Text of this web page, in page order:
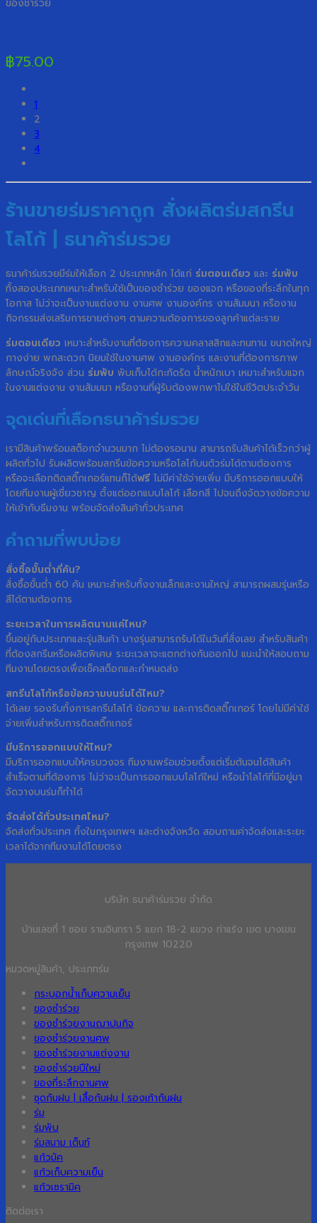
ของชำร่วย
฿75.00
1
2
3
4
ร้านขายร่มราคาถูก สั่งผลิตร่มสกรีน
โลโก้ | ธนาค้าร่มรวย
ธนาค้าร่มรวยมีร่มให้เลือก 2 ประเภทหลัก ได้แก่ ร่มตอนเดียว และ ร่มพับ
ทั้งสองประเภทเหมาะสำหรับใช้เป็นของชำร่วย ของแจก หรือของที่ระลึกในทุก
โอกาส ไม่ว่าจะเป็นงานแต่งงาน งานศพ งานองค์กร งานสัมมนา หรืองาน
กิจกรรมส่งเสริมการขายต่างๆ ตามความต้องการของลูกค้าแต่ละราย
ร่มตอนเดียว เหมาะสำหรับงานที่ต้องการความคลาสสิกและทนทาน ขนาดใหญ่
กางง่าย พกสะดวก นิยมใช้ในงานศพ งานองค์กร และงานที่ต้องการภาพ
ลักษณ์จริงจัง ส่วน ร่มพับ พับเก็บได้กะทัดรัด น้ำหนักเบา เหมาะสำหรับแจก
ในงานแต่งงาน งานสัมมนา หรืองานที่ผู้รับต้องพกพาไปใช้ในชีวิตประจำวัน
จุดเด่นที่เลือกธนาค้าร่มรวย
เรามีสินค้าพร้อมสต็อกจำนวนมาก ไม่ต้องรอนาน สามารถรับสินค้าได้เร็วกว่าผู้
ผลิตทั่วไป รับผลิตพร้อมสกรีนข้อความหรือโลโก้บนตัวร่มได้ตามต้องการ
หรือจะเลือกติดสติ๊กเกอร์แทนก็ได้ฟรี ไม่มีค่าใช้จ่ายเพิ่ม มีบริการออกแบบให้
โดยทีมงานผู้เชี่ยวชาญ ตั้งแต่ออกแบบโลโก้ เลือกสี ไปจนถึงจัดวางข้อความ
ให้เข้ากับธีมงาน พร้อมจัดส่งสินค้าทั่วประเทศ
คำถามที่พบบ่อย
สั่งซื้อขั้นต่ำกี่คัน?
สั่งซื้อขั้นต่ำ 60 คัน เหมาะสำหรับทั้งงานเล็กและงานใหญ่ สามารถผสมรุ่นหรือ
สีได้ตามต้องการ
ระยะเวลาในการผลิตนานแค่ไหน?
ขึ้นอยู่กับประเภทและรุ่นสินค้า บางรุ่นสามารถรับได้ในวันที่สั่งเลย สำหรับสินค้า
ที่ต้องสกรีนหรือผลิตพิเศษ ระยะเวลาจะแตกต่างกันออกไป แนะนำให้สอบถาม
ทีมงานโดยตรงเพื่อเช็คสต็อกและกำหนดส่ง
สกรีนโลโก้หรือข้อความบนร่มได้ไหม?
ได้เลย รองรับทั้งการสกรีนโลโก้ ข้อความ และการติดสติ๊กเกอร์ โดยไม่มีค่าใช้
จ่ายเพิ่มสำหรับการติดสติ๊กเกอร์
มีบริการออกแบบให้ไหม?
มีบริการออกแบบให้ครบวงจร ทีมงานพร้อมช่วยตั้งแต่เริ่มต้นจนได้สินค้า
สำเร็จตามที่ต้องการ ไม่ว่าจะเป็นการออกแบบโลโก้ใหม่ หรือนำโลโก้ที่มีอยู่มา
จัดวางบนร่มก็ทำได้
จัดส่งได้ทั่วประเทศไหม?
จัดส่งทั่วประเทศ ทั้งในกรุงเทพฯ และต่างจังหวัด สอบถามค่าจัดส่งและระยะ
เวลาได้จากทีมงานได้โดยตรง
บริษัท ธนาค้าร่มรวย จำกัด
บ้านเลขที่ 1 ซอย รามอินทรา 5 แยก 18-2 แขวง ท่าแร้ง เขต บางเขน
กรุงเทพ 10220
หมวดหมู่สินค้า, ประเภทร่ม
กระบอกน้ำเก็บความเย็น
ของชำร่วย
ของชำร่วยงานฌาปนกิจ
ของชำร่วยงานศพ
ของชำร่วยงานแต่งงาน
ของชำร่วยปีใหม่
ของที่ระลึกงานศพ
ชุดกันฝน | เสื้อกันฝน | รองเท้ากันฝน
ร่ม
ร่มพับ
ร่มสนาม เต็นท์
แก้วมัค
แก้วเก็บความเย็น
แก้วเซรามิค
ติดต่อเรา